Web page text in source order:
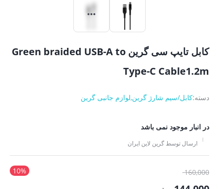
کابل تایپ سی گرین Green braided USB-A to
Type-C Cable1.2m
دسته:کابل/سیم شارژ گرین,لوازم جانبی گرین
در انبار موجود نمی باشد
ارسال توسط گرین لاین ایران
10% 160,000قیمت
اصلی: